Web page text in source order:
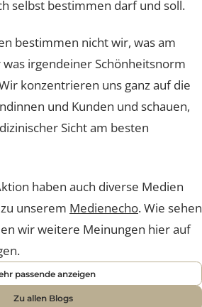
oder gar zu verurteilen.
an uns liegt, zu definieren, was
festen Überzeugung, dass
und persönliches ist, das
selbst bestimmen darf und soll.
bestimmen nicht wir, was am
konzentrieren uns ganz auf
und Kunden und
Sicht am besten
haben auch diverse Medien